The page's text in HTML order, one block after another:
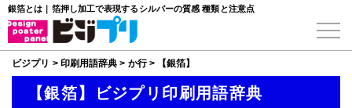
銀箔とは｜箔押し加工で表現するシルバーの質感 種類と注意点
ビジプリ > 印刷用語辞典 > か行> 【銀箔】
【銀箔】ビジプリ印刷用語辞典